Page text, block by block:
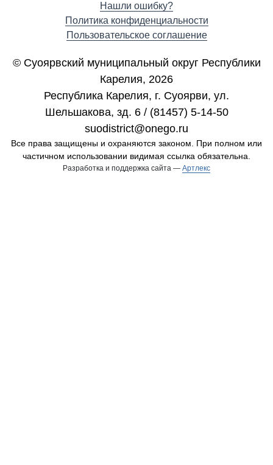
Нашли ошибку?
Политика конфиденциальности
Пользовательское соглашение
© Суоярвский муниципальный округ Республики
Карелия, 2026
Республика Карелия, г. Cуоярви, ул.
Шельшакова, зд. 6 / (81457) 5-14-50
suodistrict@onego.ru
Все права защищены и охраняются законом. При полном или
частичном использовании видимая ссылка обязательна.
Разработка и поддержка сайта — Артлекс